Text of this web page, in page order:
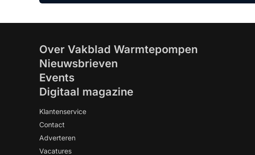
Over Vakblad Warmtepompen
Nieuwsbrieven
Events
Digitaal magazine
Klantenservice
Contact
Adverteren
Vacatures